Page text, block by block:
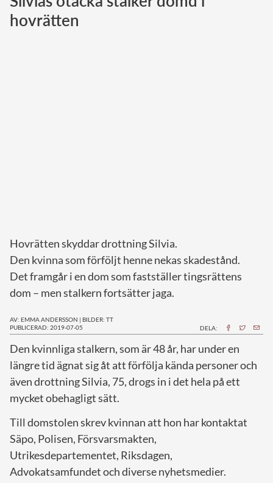
hovrätten
Hovrätten skyddar drottning Silvia.
Den kvinna som förföljt henne nekas skadestånd.
Det framgår i en dom som fastställer tingsrättens
dom – men stalkern fortsätter jaga.
AV: EMMA ANDERSSON | BILDER: TT
PUBLICERAD: 2019-07-05
DELA:
Den kvinnliga stalkern, som är 48 år, har under en
längre tid ägnat sig åt att förfölja kända personer och
även drottning Silvia, 75, drogs in i det hela på ett
mycket obehagligt sätt.
Till domstolen skrev kvinnan att hon har kontaktat
Säpo, Polisen, Försvarsmakten,
Utrikesdepartementet, Riksdagen,
Advokatsamfundet och diverse nyhetsmedier.